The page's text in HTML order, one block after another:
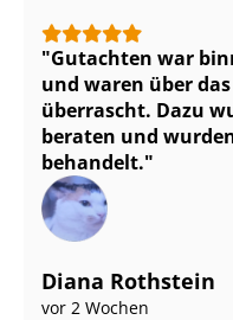
Gutachten war
und waren über
überrascht. Dazu
beraten und
behandelt.
Diana Rothstein
vor 2 Wochen